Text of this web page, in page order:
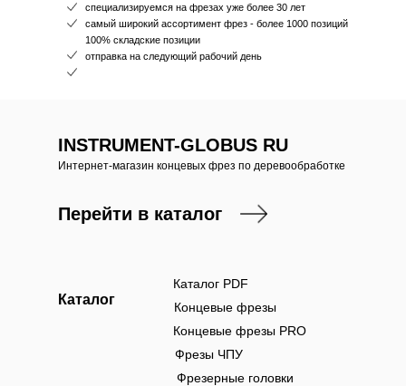
специализируемся на фрезах уже более 30 лет
самый широкий ассортимент фрез - более 1000 позиций
100% складские позиции
отправка на следующий рабочий день
Каталог Концевые фрезы
Каталог PDF
Концевые фрезы PRO
Фрезы ЧПУ
Фрезерные головки
INSTRUMENT-GLOBUS RU
Интернет-магазин концевых фрез по деревообработке
Перейти в каталог